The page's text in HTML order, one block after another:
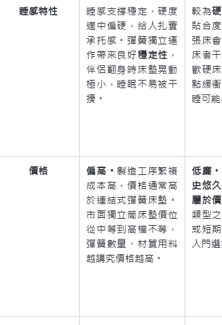
睡感特性
睡感支撐穩定，硬度
適中偏硬，給人扎實
承托感。彈簧獨立運
作帶來良好穩定性 ，
伴侶翻身時床墊晃動
極小，睡眠不易被干
擾。
較為硬
貼合
張床
床者
歡硬
點緩
睡可能
價格 偏高。 製造工序繁複
成本高，價格通常高
於連結式彈簧床墊。
市面獨立筒床墊價位
從中等到高檔不等，
彈簧數量、材質用料
越講究價格越高。
低廉
史悠
屬於
類型
或短
入門選